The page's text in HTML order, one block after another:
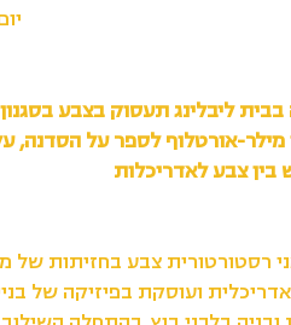
ליבלינג תעסוק בצבע בסגנון
מילר-אורטלוף לספר על הסדנה,
צבע לאדריכלות
רסטורטורית צבע בחזיתות של
ועוסקת בפיזיקה של
יום